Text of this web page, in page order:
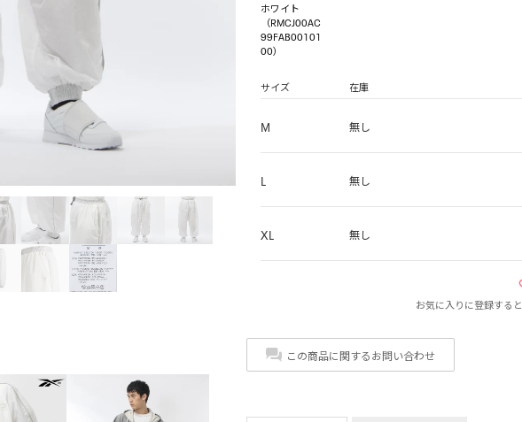
ホワイト
（RMCJ00AC
99FAB00101
00）
サイズ 在庫
M 無し
L 無し
XL 無し
お気に入りに登録すると
この商品に関するお問い合わせ